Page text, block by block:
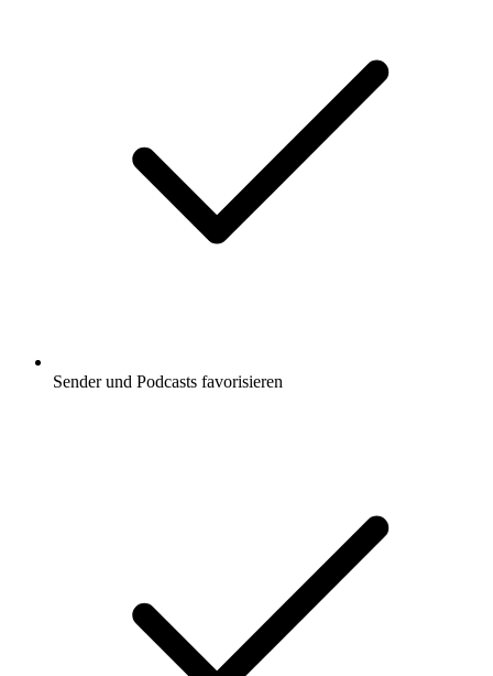
Sender und Podcasts favorisieren